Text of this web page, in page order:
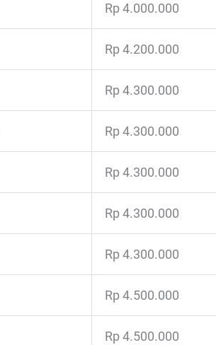
Rp 4.000.000
Rp 4.200.000
Rp 4.300.000
Rp 4.300.000
Rp 4.300.000
Rp 4.300.000
Rp 4.300.000
Rp 4.500.000
Rp 4.500.000